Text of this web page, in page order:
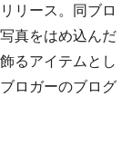
リース。同ブロ
真をはめ込んだ
るアイテムとし
ロガーのブログ